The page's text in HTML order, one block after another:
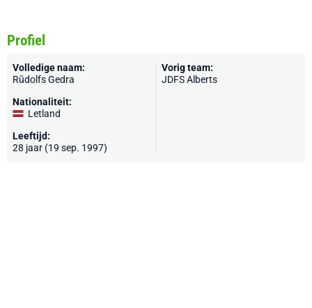
Profiel
Volledige naam:
Rūdolfs Gedra
Nationaliteit:
Letland
Leeftijd:
28 jaar (19 sep. 1997)
Vorig team:
JDFS Alberts